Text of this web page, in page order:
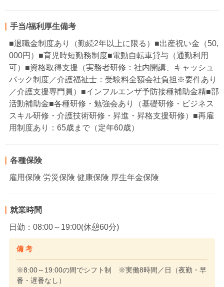
手当/福利厚生備考
■退職金制度あり（勤続2年以上に限る）■出産祝い金（50,
000円）■育児時短勤務制度■電動自転車貸与（通勤利用
可）■資格取得支援（実務者研修：社内開講、キャッシュ
バック制度／介護福祉士：受験料全額会社負担※要件あり
／介護支援専門員）■インフルエンザ予防接種補助金精■部
活動補助金■各種研修・勉強会あり（基礎研修・ビジネス
スキル研修・介護技術研修・昇進・昇格支援研修）■再雇
用制度あり：65歳まで（定年60歳）
各種保険
雇用保険 労災保険 健康保険 厚生年金保険
就業時間
日勤：08:00～19:00(休憩60分)
備 考
※8:00～19:00の間でシフト制 ※実働8時間／日（夜勤・早
番・遅番なし）